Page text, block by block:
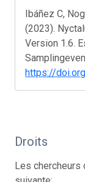
Ibáñez C,
(2023).
Version 1.6.
https://
Droits
Les chercheurs